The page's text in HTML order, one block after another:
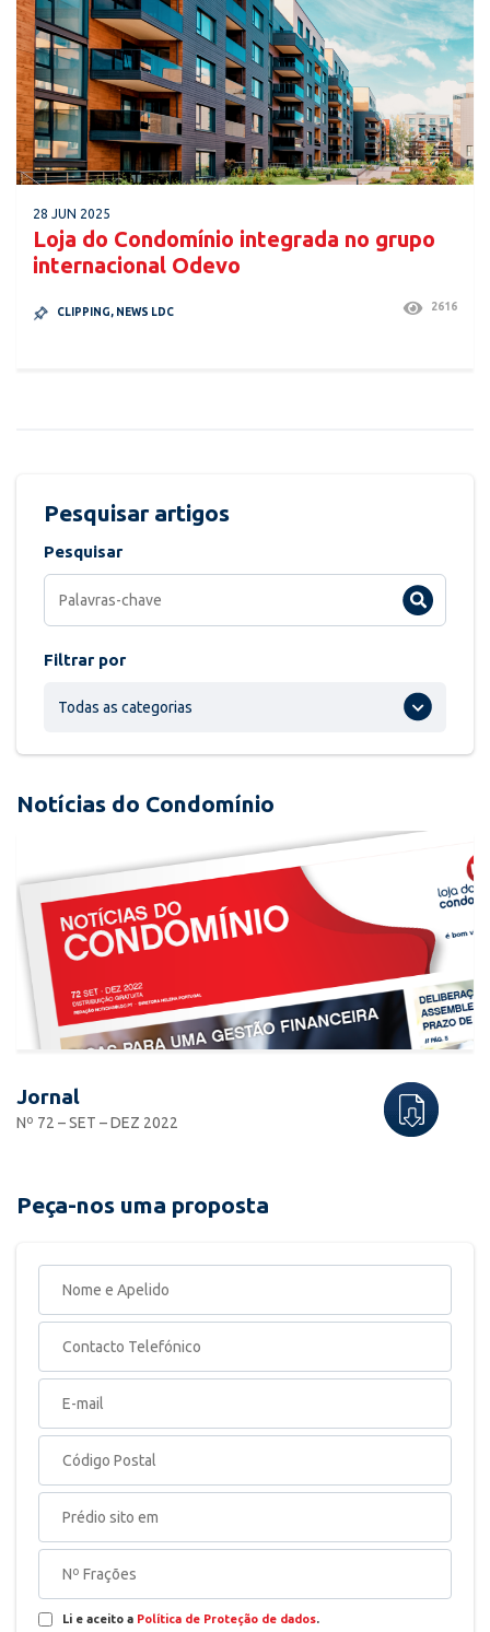
28 JUN 2025
Loja do Condomínio integrada no grupo
internacional Odevo
CLIPPING, NEWS LDC 2616
Pesquisar artigos
Pesquisar
Filtrar por
Todas as categorias
Notícias do Condomínio
Jornal
Nº 72 – SET – DEZ 2022
Peça-nos uma proposta
Li e aceito a Política de Proteção de dados.